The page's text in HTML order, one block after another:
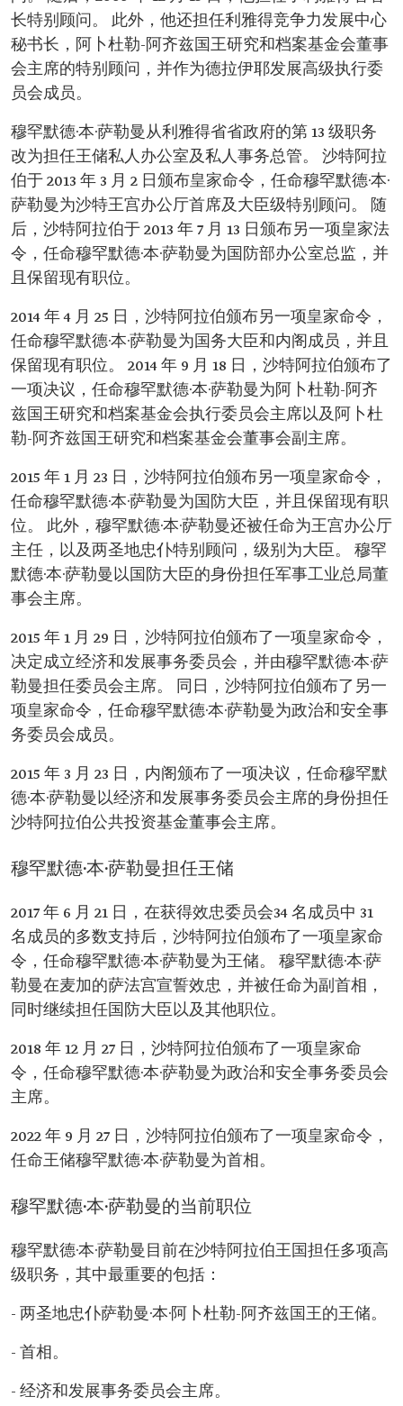
长特别顾问。 此外，他还担任利雅得竞争力发展中心
秘书长，阿卜杜勒-阿齐兹国王研究和档案基金会董事
会主席的特别顾问，并作为德拉伊耶发展高级执行委
员会成员。
穆罕默德·本·萨勒曼从利雅得省省政府的第 13 级职务
改为担任王储私人办公室及私人事务总管。 沙特阿拉
伯于 2013 年 3 月 2 日颁布皇家命令，任命穆罕默德·本·
萨勒曼为沙特王宫办公厅首席及大臣级特别顾问。 随
后，沙特阿拉伯于 2013 年 7 月 13 日颁布另一项皇家法
令，任命穆罕默德·本·萨勒曼为国防部办公室总监，并
且保留现有职位。
2014 年 4 月 25 日，沙特阿拉伯颁布另一项皇家命令，
任命穆罕默德·本·萨勒曼为国务大臣和内阁成员，并且
保留现有职位。 2014 年 9 月 18 日，沙特阿拉伯颁布了
一项决议，任命穆罕默德·本·萨勒曼为阿卜杜勒-阿齐
兹国王研究和档案基金会执行委员会主席以及阿卜杜
勒-阿齐兹国王研究和档案基金会董事会副主席。
2015 年 1 月 23 日，沙特阿拉伯颁布另一项皇家命令，
任命穆罕默德·本·萨勒曼为国防大臣，并且保留现有职
位。 此外，穆罕默德·本·萨勒曼还被任命为王宫办公厅
主任，以及两圣地忠仆特别顾问，级别为大臣。 穆罕
默德·本·萨勒曼以国防大臣的身份担任军事工业总局董
事会主席。
2015 年 1 月 29 日，沙特阿拉伯颁布了一项皇家命令，
决定成立经济和发展事务委员会，并由穆罕默德·本·萨
勒曼担任委员会主席。 同日，沙特阿拉伯颁布了另一
项皇家命令，任命穆罕默德·本·萨勒曼为政治和安全事
务委员会成员。
2015 年 3 月 23 日，内阁颁布了一项决议，任命穆罕默
德·本·萨勒曼以经济和发展事务委员会主席的身份担任
沙特阿拉伯公共投资基金董事会主席。
穆罕默德·本·萨勒曼担任王储
2017 年 6 月 21 日，在获得效忠委员会34 名成员中 31
名成员的多数支持后，沙特阿拉伯颁布了一项皇家命
令，任命穆罕默德·本·萨勒曼为王储。 穆罕默德·本·萨
勒曼在麦加的萨法宫宣誓效忠，并被任命为副首相，
同时继续担任国防大臣以及其他职位。
2018 年 12 月 27 日，沙特阿拉伯颁布了一项皇家命
令，任命穆罕默德·本·萨勒曼为政治和安全事务委员会
主席。
2022 年 9 月 27 日，沙特阿拉伯颁布了一项皇家命令，
任命王储穆罕默德·本·萨勒曼为首相。
穆罕默德·本·萨勒曼的当前职位
穆罕默德·本·萨勒曼目前在沙特阿拉伯王国担任多项高
级职务，其中最重要的包括：
- 两圣地忠仆萨勒曼·本·阿卜杜勒-阿齐兹国王的王储。
- 首相。
- 经济和发展事务委员会主席。